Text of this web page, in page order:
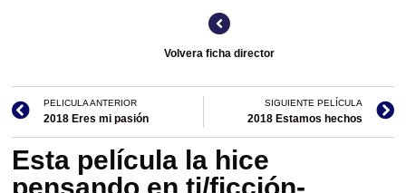
Volvera ficha director
PELICULA ANTERIOR
2018 Eres mi pasión
SIGUIENTE PELÍCULA
2018 Estamos hechos
Esta película la hice
pensando en ti/ficción-